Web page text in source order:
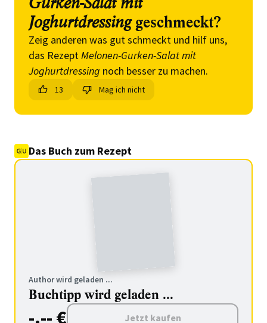
Joghurtdressinggeschmeckt?
Zeig anderen was gut schmeckt und hilf uns,
das RezeptMelonen-Gurken-Salat mit
Joghurtdressing noch besser zu machen.
13 Mag ich nicht
Das Buch zum Rezept
Author wird geladen ...
Buchtipp wird geladen ...
-.-- € Jetzt kaufen